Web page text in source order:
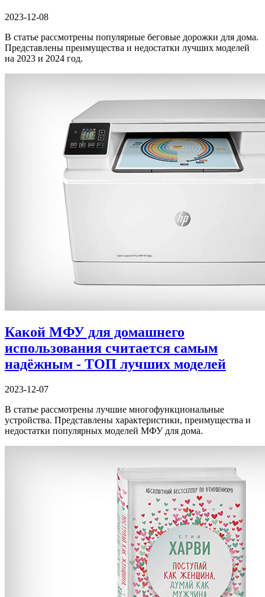
2023-12-08
В статье рассмотрены популярные беговые дорожки для дома.
Представлены преимущества и недостатки лучших моделей
на 2023 и 2024 год.
Какой МФУ для домашнего
использования считается самым
надёжным - ТОП лучших моделей
2023-12-07
В статье рассмотрены лучшие многофункциональные
устройства. Представлены характеристики, преимущества и
недостатки популярных моделей МФУ для дома.